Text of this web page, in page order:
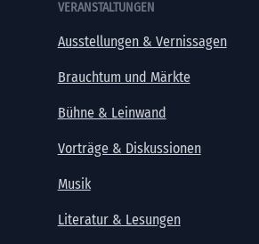
VERANSTALTUNGEN
Ausstellungen & Vernissagen
Brauchtum und Märkte
Bühne & Leinwand
Vorträge & Diskussionen
Musik
Literatur & Lesungen